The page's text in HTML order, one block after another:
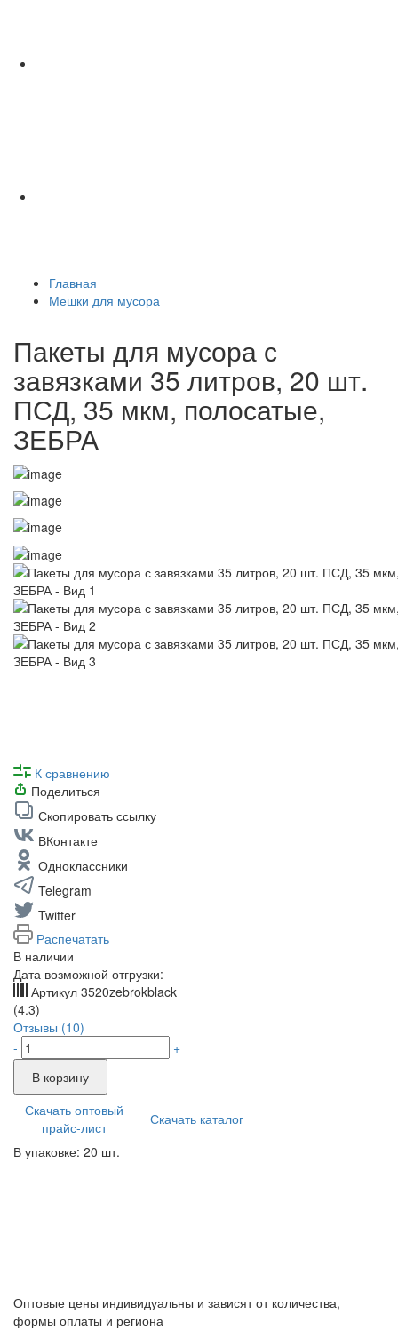
Главная
Мешки для мусора
Пакеты для мусора с
завязками 35 литров, 20 шт.
ПСД, 35 мкм, полосатые,
ЗЕБРА
К сравнению
Поделиться
Скопировать ссылку
ВКонтакте
Одноклассники
Telegram
Twitter
Распечатать
В наличии
Дата возможной отгрузки:
Артикул 3520zebrokblack
(4.3)
Отзывы (10)
-
+
В корзину
Скачать оптовый
прайс-лист
Скачать каталог
В упаковке: 20 шт.
Оптовые цены индивидуальны и зависят от количества,
формы оплаты и региона